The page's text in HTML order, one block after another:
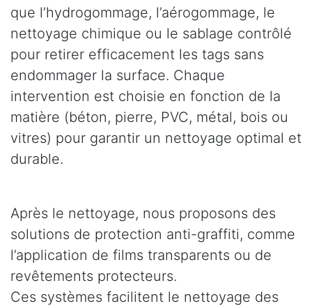
que l’hydrogommage, l’aérogommage, le
nettoyage chimique ou le sablage contrôlé
pour retirer efficacement les tags sans
endommager la surface. Chaque
intervention est choisie en fonction de la
matière (béton, pierre, PVC, métal, bois ou
vitres) pour garantir un nettoyage optimal et
durable.
Après le nettoyage, nous proposons des
solutions de protection anti-graffiti, comme
l’application de films transparents ou de
revêtements protecteurs.
Ces systèmes facilitent le nettoyage des